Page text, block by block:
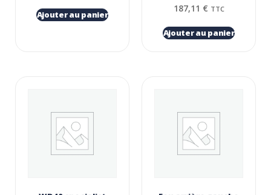
Ajouter au panier
187,11 € TTC
Ajouter au panier